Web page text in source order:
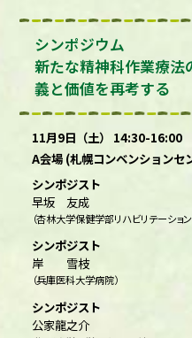
シンポジウム
新たな精神科作業療法
義と価値を再考する
11月9日（土） 14:30-16:00
A会場 (札幌コンベンションセ
シンポジスト
早坂 友成
（杏林大学保健学部リハビリテーション
シンポジスト
岸 雪枝
（兵庫医科大学病院）
シンポジスト
公家龍之介